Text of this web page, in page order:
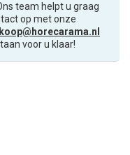
team helpt u graag
op met onze
voor u klaar!